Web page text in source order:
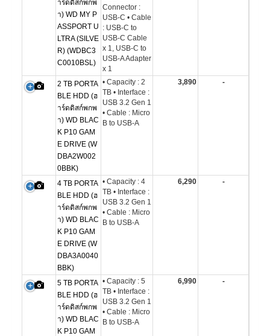
าร์ดดิสก์พกพ
า) WD MY P
ASSPORT U
LTRA (SILVE
R) (WDBC3
C0010BSL)
Connector :
USB-C • Cable
: USB-C to
USB-C Cable
x 1, USB-C to
USB-A Adapter
x 1
2 TB PORTA
BLE HDD (ฮ
าร์ดดิสก์พกพ
า) WD BLAC
K P10 GAM
E DRIVE (W
DBA2W002
0BBK)
• Capacity : 2
TB • Interface :
USB 3.2 Gen 1
• Cable : Micro
B to USB-A
3,890 -
4 TB PORTA
BLE HDD (ฮ
าร์ดดิสก์พกพ
า) WD BLAC
K P10 GAM
E DRIVE (W
DBA3A0040
BBK)
• Capacity : 4
TB • Interface :
USB 3.2 Gen 1
• Cable : Micro
B to USB-A
6,290 -
5 TB PORTA
BLE HDD (ฮ
าร์ดดิสก์พกพ
า) WD BLAC
K P10 GAM
• Capacity : 5
TB • Interface :
USB 3.2 Gen 1
• Cable : Micro
B to USB-A
6,990 -